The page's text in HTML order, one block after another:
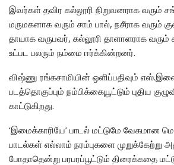
இவர்கள் தவிர கல்லூரி நிறுவனராக வரும்
மருமகனாக வரும் சாம் பால், நசீராக வரும்
தாயாக வருபவர், கல்லூரி தாளாளராக வரும்
உட்பட பலரும் நம்மை ஈர்க்கின்றனர்.
விஷ்ணு ரங்கசாமியின் ஒளிப்பதிவும்
படத்தொகுப்பும் நம்பிக்கையூட்டும் புதிய
காட்டுகிறது.
‘இமைக்காரியே’ பாடல் மட்டுமே வேகமான
பாடல்கள் எல்லாம் நரம்புகளை முறுக்கேற்று
போதாதென்று பரபரப்பூட்டும் திரைக்கதை